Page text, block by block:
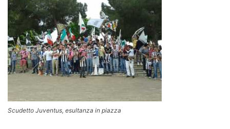
Scudetto Juventus, esultanza in piazza